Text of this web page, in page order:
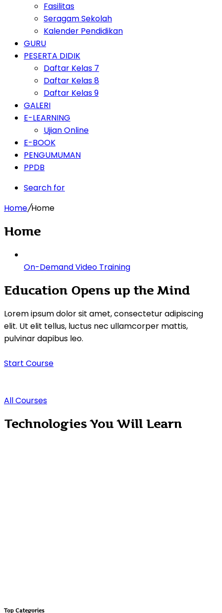
Fasilitas
Seragam Sekolah
Kalender Pendidikan
GURU
PESERTA DIDIK
Daftar Kelas 7
Daftar Kelas 8
Daftar Kelas 9
GALERI
E-LEARNING
Ujian Online
E-BOOK
PENGUMUMAN
PPDB
Search for
Home/Home
Home
On-Demand Video Training
Education Opens up the Mind
Lorem ipsum dolor sit amet, consectetur adipiscing
elit. Ut elit tellus, luctus nec ullamcorper mattis,
pulvinar dapibus leo.
Start Course
All Courses
Technologies You Will Learn
Top Categories